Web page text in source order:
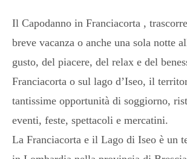
Il Capodanno in Franciacorta ,
breve vacanza o anche una sola notte
gusto, del piacere, del relax e del
Franciacorta o sul lago d’Iseo, il
tantissime opportunità di soggiorno,
eventi, feste, spettacoli e mercatini.
La Franciacorta e il Lago di Iseo è un